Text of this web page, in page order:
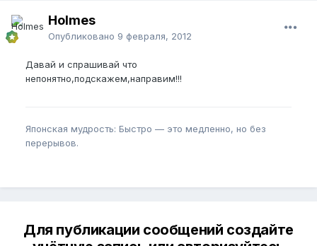
Holmes
Опубликовано 9 февраля, 2012
Давай и спрашивай что
непонятно,подскажем,направим!!!
Японская мудрость: Быстро — это медленно, но без
перерывов.
Для публикации сообщений создайте